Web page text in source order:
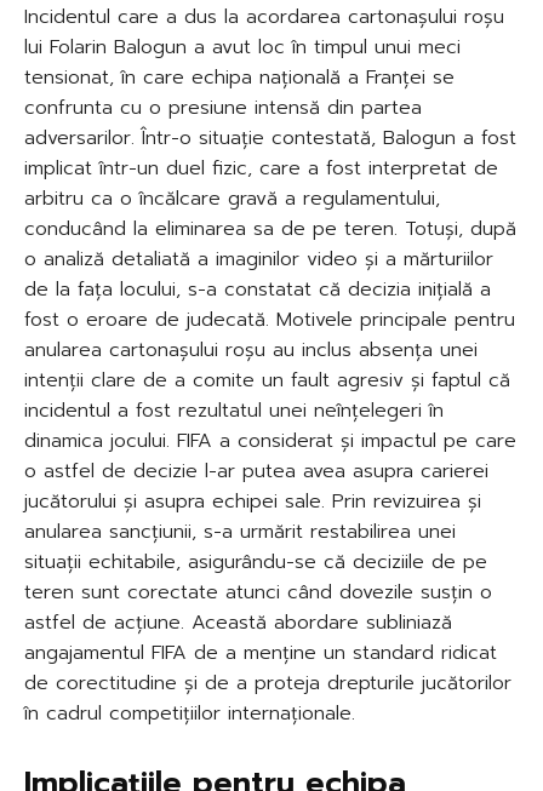
Incidentul care a dus la acordarea cartonașului roșu
lui Folarin Balogun a avut loc în timpul unui meci
tensionat, în care echipa națională a Franței se
confrunta cu o presiune intensă din partea
adversarilor. Într-o situație contestată, Balogun a fost
implicat într-un duel fizic, care a fost interpretat de
arbitru ca o încălcare gravă a regulamentului,
conducând la eliminarea sa de pe teren. Totuși, după
o analiză detaliată a imaginilor video și a mărturiilor
de la fața locului, s-a constatat că decizia inițială a
fost o eroare de judecată. Motivele principale pentru
anularea cartonașului roșu au inclus absența unei
intenții clare de a comite un fault agresiv și faptul că
incidentul a fost rezultatul unei neînțelegeri în
dinamica jocului. FIFA a considerat și impactul pe care
o astfel de decizie l-ar putea avea asupra carierei
jucătorului și asupra echipei sale. Prin revizuirea și
anularea sancțiunii, s-a urmărit restabilirea unei
situații echitabile, asigurându-se că deciziile de pe
teren sunt corectate atunci când dovezile susțin o
astfel de acțiune. Această abordare subliniază
angajamentul FIFA de a menține un standard ridicat
de corectitudine și de a proteja drepturile jucătorilor
în cadrul competițiilor internaționale.